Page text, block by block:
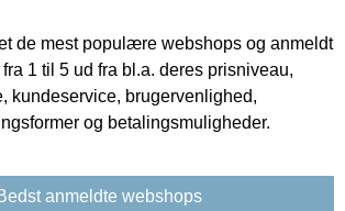
de mest populære webshops og anmeldt
1 til 5 ud fra bl.a. deres prisniveau,
kundeservice, brugervenlighed,
og betalingsmuligheder.
anmeldte webshops